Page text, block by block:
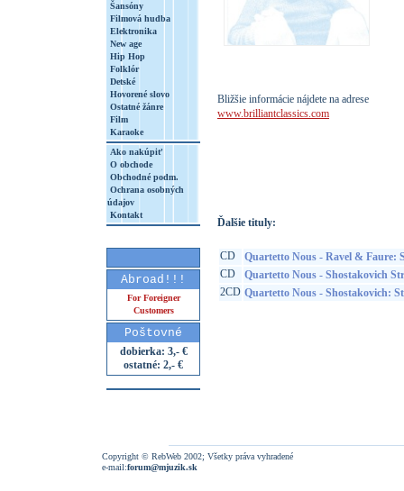
Šansóny
Filmová hudba
Elektronika
New age
Hip Hop
Folklór
Detské
Hovorené slovo
Ostatné žánre
Film
Karaoke
Ako nakúpiť
O obchode
Obchodné podm.
Ochrana osobných
údajov
Kontakt
Abroad!!!
For Foreigner
Customers
Poštovné
dobierka: 3,- €
ostatné: 2,- €
Bližšie informácie nájdete na adrese
www.brilliantclassics.com
Ďalšie tituly:
CD
Quartetto Nous - Ravel & Faure:
CD
Quartetto Nous - Shostakovich
2CD Quartetto Nous - Shostakovich:
Copyright © RebWeb 2002; Všetky práva vyhradené
e-mail:forum@mjuzik.sk